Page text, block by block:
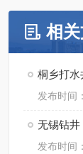
相
桐乡打水
发布时间
无锡钻井
发布时间